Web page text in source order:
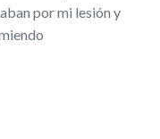
por mi lesión y